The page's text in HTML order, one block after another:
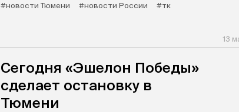
#новости Тюмени
#новости России #тк
13
Сегодня «Эшелон Победы»
сделает остановку в
Тюмени